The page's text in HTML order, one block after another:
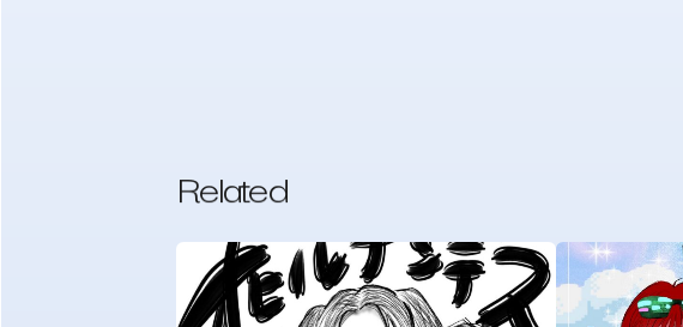
Related